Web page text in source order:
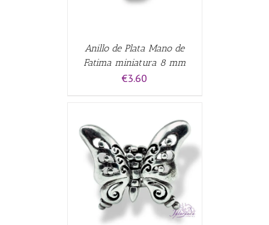
Anillo de Plata Mano de
Fatima miniatura 8 mm
€3.60